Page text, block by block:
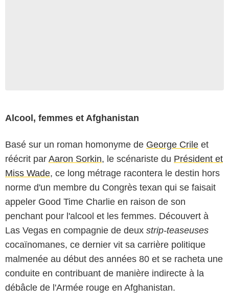
Alcool, femmes et Afghanistan
Basé sur un roman homonyme de George Crile et
réécrit par Aaron Sorkin, le scénariste du Président et
Miss Wade, ce long métrage racontera le destin hors
norme d'un membre du Congrès texan qui se faisait
appeler Good Time Charlie en raison de son
penchant pour l'alcool et les femmes. Découvert à
Las Vegas en compagnie de deux strip-teaseuses
cocaïnomanes, ce dernier vit sa carrière politique
malmenée au début des années 80 et se racheta une
conduite en contribuant de manière indirecte à la
débâcle de l'Armée rouge en Afghanistan.